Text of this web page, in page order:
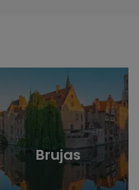
Brujas